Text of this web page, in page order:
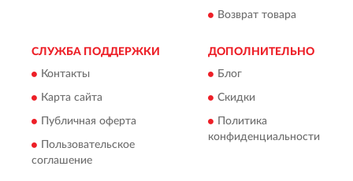
Возврат товара
СЛУЖБА ПОДДЕРЖКИ
Контакты
Карта сайта
Публичная оферта
Пользовательское
соглашение
ДОПОЛНИТЕЛЬНО
Блог
Скидки
Политика
конфиденциальности